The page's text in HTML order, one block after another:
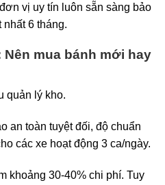
vị uy tín luôn sẵn sàng bảo
nhất 6 tháng.
mua bánh mới hay
quản lý kho.
an toàn tuyệt đối, độ chuẩn
các xe hoạt động 3 ca/ngày.
khoảng 30-40% chi phí. Tuy